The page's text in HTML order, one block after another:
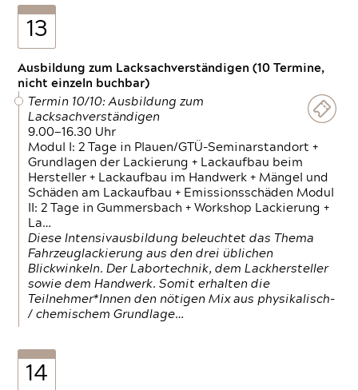
13
Ausbildung zum Lacksachverständigen (10 Termine,
nicht einzeln buchbar)
Termin 10/10: Ausbildung zum
Lacksachverständigen
9.00—16.30 Uhr
Modul I: 2 Tage in Plauen/GTÜ-Seminarstandort +
Grundlagen der Lackierung + Lackaufbau beim
Hersteller + Lackaufbau im Handwerk + Mängel und
Schäden am Lackaufbau + Emissionsschäden Modul
II: 2 Tage in Gummersbach + Workshop Lackierung +
La…
Diese Intensivausbildung beleuchtet das Thema
Fahrzeuglackierung aus den drei üblichen
Blickwinkeln. Der Labortechnik, dem Lackhersteller
sowie dem Handwerk. Somit erhalten die
Teilnehmer*Innen den nötigen Mix aus physikalisch-
/ chemischem Grundlage…
14